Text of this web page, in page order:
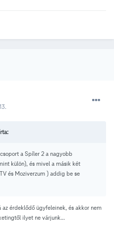
a Spíler 2 a nagyobb
külön), és mivel a másik két
és Moziverzum ) addig be se
érdeklődő ügyfeleinek, és akkor nem
ilyet ne várjunk...